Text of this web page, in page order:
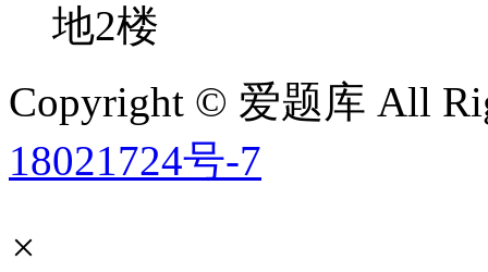
地2楼
Copyright © 爱题库 All
18021724号-7
×